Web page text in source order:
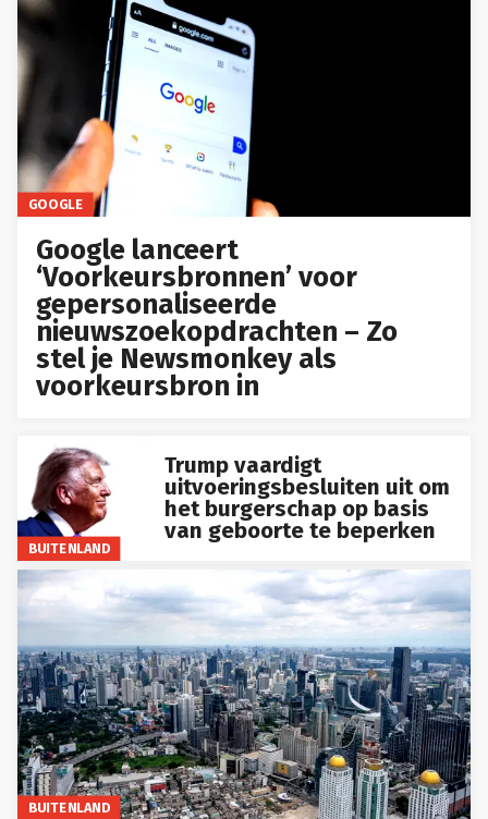
GOOGLE
Google lanceert
‘Voorkeursbronnen’ voor
gepersonaliseerde
nieuwszoekopdrachten – Zo
stel je Newsmonkey als
voorkeursbron in
BUITENLAND
Trump vaardigt
uitvoeringsbesluiten uit om
het burgerschap op basis
van geboorte te beperken
BUITENLAND